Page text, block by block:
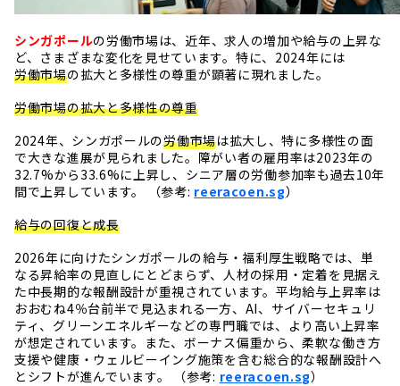
シンガポールの労働市場は、近年、求人の増加や給与の上昇な
ど、さまざまな変化を見せています。特に、2024年には
労働市場の拡大と多様性の尊重が顕著に現れました。
労働市場の拡大と多様性の尊重
2024年、シンガポールの労働市場は拡大し、特に多様性の面
で大きな進展が見られました。障がい者の雇用率は2023年の
32.7%から33.6%に上昇し、シニア層の労働参加率も過去10年
間で上昇しています。 （参考: reeracoen.sg）
給与の回復と成長
2026年に向けたシンガポールの給与・福利厚生戦略では、単
なる昇給率の見直しにとどまらず、人材の採用・定着を見据え
た中長期的な報酬設計が重視されています。平均給与上昇率は
おおむね4％台前半で見込まれる一方、AI、サイバーセキュリ
ティ、グリーンエネルギーなどの専門職では、より高い上昇率
が想定されています。また、ボーナス偏重から、柔軟な働き方
支援や健康・ウェルビーイング施策を含む総合的な報酬設計へ
とシフトが進んでいます。 （参考: reeracoen.sg）